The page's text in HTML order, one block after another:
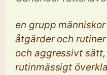
en grupp
åtgärder och
och aggressivt
rutinmässigt